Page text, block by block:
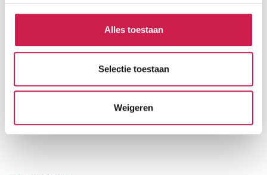
Alles toestaan
Selectie toestaan
Weigeren